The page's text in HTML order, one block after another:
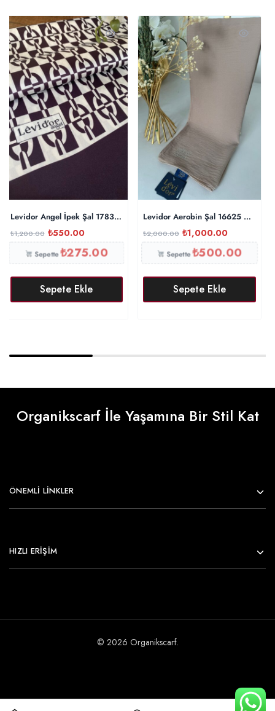
Levidor Angel İpek Şal 17834 – Patlıcan
₺1,200.00 ₺550.00
Sepette₺275.00
Sepete Ekle
Levidor Aerobin Şal 16625 – Kum
₺2,000.00 ₺1,000.00
Sepette₺500.00
Sepete Ekle
Organikscarf İle Yaşamına Bir Stil Kat
ÖNEMLI LINKLER
HIZLI ERİŞİM
© 2026 Organikscarf.